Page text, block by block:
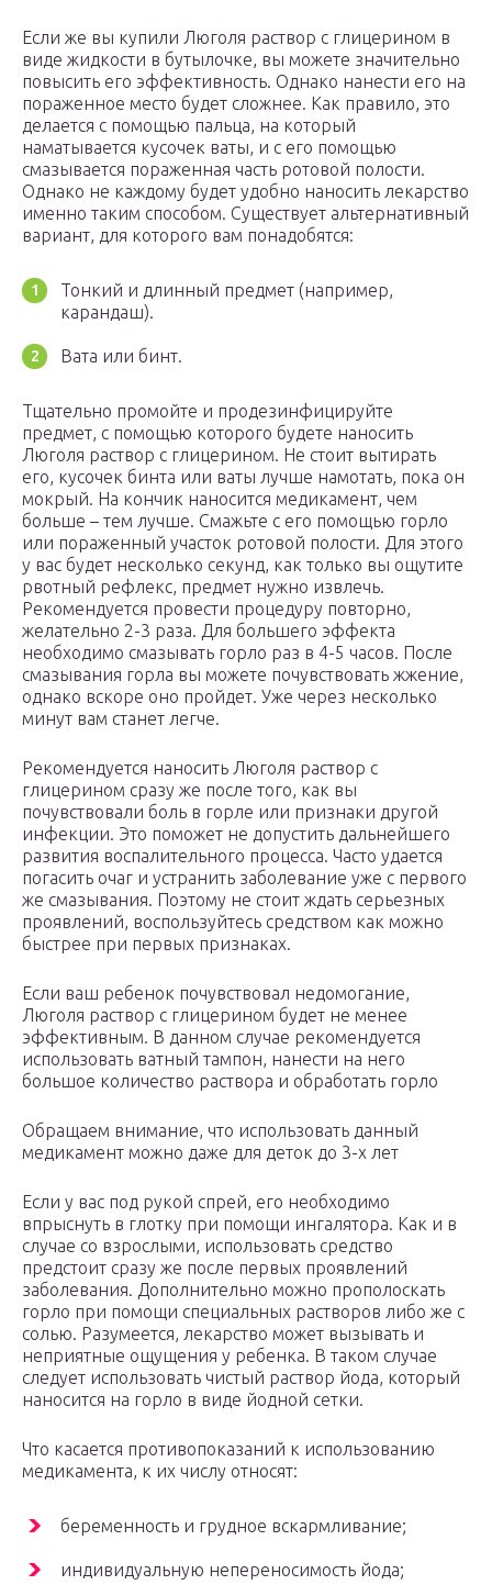
Если же вы купили Люголя раствор с глицерином в
виде жидкости в бутылочке, вы можете значительно
повысить его эффективность. Однако нанести его на
пораженное место будет сложнее. Как правило, это
делается с помощью пальца, на который
наматывается кусочек ваты, и с его помощью
смазывается пораженная часть ротовой полости.
Однако не каждому будет удобно наносить лекарство
именно таким способом. Существует альтернативный
вариант, для которого вам понадобятся:
Тонкий и длинный предмет (например,
карандаш).
Вата или бинт.
Тщательно промойте и продезинфицируйте
предмет, с помощью которого будете наносить
Люголя раствор с глицерином. Не стоит вытирать
его, кусочек бинта или ваты лучше намотать, пока он
мокрый. На кончик наносится медикамент, чем
больше – тем лучше. Смажьте с его помощью горло
или пораженный участок ротовой полости. Для этого
у вас будет несколько секунд, как только вы ощутите
рвотный рефлекс, предмет нужно извлечь.
Рекомендуется провести процедуру повторно,
желательно 2-3 раза. Для большего эффекта
необходимо смазывать горло раз в 4-5 часов. После
смазывания горла вы можете почувствовать жжение,
однако вскоре оно пройдет. Уже через несколько
минут вам станет легче.
Рекомендуется наносить Люголя раствор с
глицерином сразу же после того, как вы
почувствовали боль в горле или признаки другой
инфекции. Это поможет не допустить дальнейшего
развития воспалительного процесса. Часто удается
погасить очаг и устранить заболевание уже с первого
же смазывания. Поэтому не стоит ждать серьезных
проявлений, воспользуйтесь средством как можно
быстрее при первых признаках.
Если ваш ребенок почувствовал недомогание,
Люголя раствор с глицерином будет не менее
эффективным. В данном случае рекомендуется
использовать ватный тампон, нанести на него
большое количество раствора и обработать горло
Обращаем внимание, что использовать данный
медикамент можно даже для деток до 3-х лет
Если у вас под рукой спрей, его необходимо
впрыснуть в глотку при помощи ингалятора. Как и в
случае со взрослыми, использовать средство
предстоит сразу же после первых проявлений
заболевания. Дополнительно можно прополоскать
горло при помощи специальных растворов либо же с
солью. Разумеется, лекарство может вызывать и
неприятные ощущения у ребенка. В таком случае
следует использовать чистый раствор йода, который
наносится на горло в виде йодной сетки.
Что касается противопоказаний к использованию
медикамента, к их числу относят:
беременность и грудное вскармливание;
индивидуальную непереносимость йода;